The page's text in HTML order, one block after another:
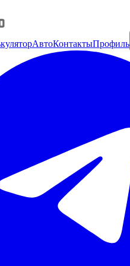
АвтоКонтактыПрофиль